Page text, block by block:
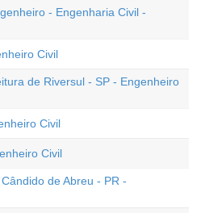
- Engenharia Civil -
Civil
de Riversul - SP - Engenheiro
Civil
Civil
de Abreu - PR -